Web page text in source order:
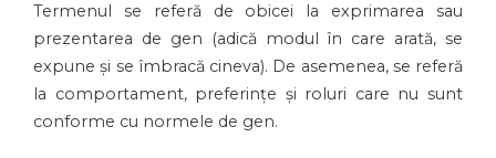
Termenul se referă de obicei la exprimarea sau
prezentarea de gen (adică modul în care arată, se
expune și se îmbracă cineva). De asemenea, se referă
la comportament, preferințe și roluri care nu sunt
conforme cu normele de gen.